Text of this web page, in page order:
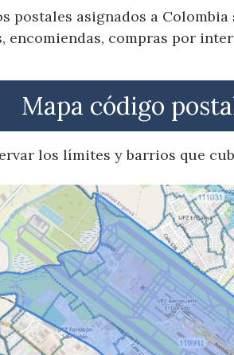
postales asignados a
compras por
Mapa código postal
los límites y barrios que